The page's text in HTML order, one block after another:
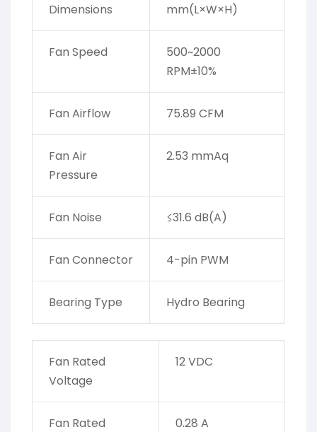
Dimensions
mm(L×W×H)
Fan Speed
500~2000
RPM±10%
Fan Airflow 75.89 CFM
Fan Air
Pressure
2.53 mmAq
Fan Noise ≤31.6 dB(A)
Fan Connector 4-pin PWM
Bearing Type Hydro Bearing
Fan Rated
Voltage
12 VDC
Fan Rated
0.28 A